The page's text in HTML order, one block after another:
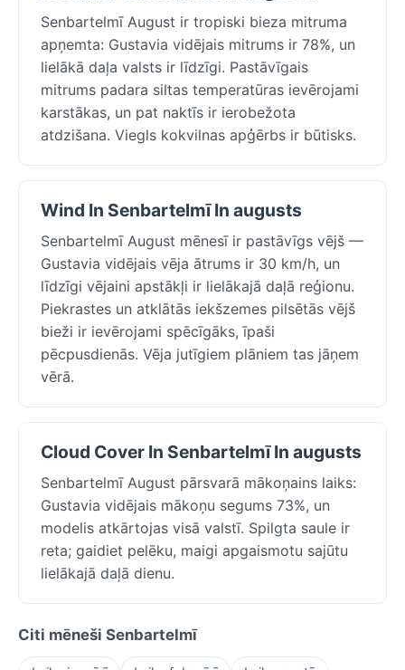
Senbartelmī August ir tropiski bieza mitruma
apņemta: Gustavia vidējais mitrums ir 78%, un
lielākā daļa valsts ir līdzīgi. Pastāvīgais
mitrums padara siltas temperatūras ievērojami
karstākas, un pat naktīs ir ierobežota
atdzišana. Viegls kokvilnas apģērbs ir būtisks.
Wind In Senbartelmī In augusts
Senbartelmī August mēnesī ir pastāvīgs vējš —
Gustavia vidējais vēja ātrums ir 30 km/h, un
līdzīgi vējaini apstākļi ir lielākajā daļā reģionu.
Piekrastes un atklātās iekšzemes pilsētās vējš
bieži ir ievērojami spēcīgāks, īpaši
pēcpusdienās. Vēja jutīgiem plāniem tas jāņem
vērā.
Cloud Cover In Senbartelmī In augusts
Senbartelmī August pārsvarā mākoņains laiks:
Gustavia vidējais mākoņu segums 73%, un
modelis atkārtojas visā valstī. Spilgta saule ir
reta; gaidiet pelēku, maigi apgaismotu sajūtu
lielākajā daļā dienu.
Citi mēneši Senbartelmī